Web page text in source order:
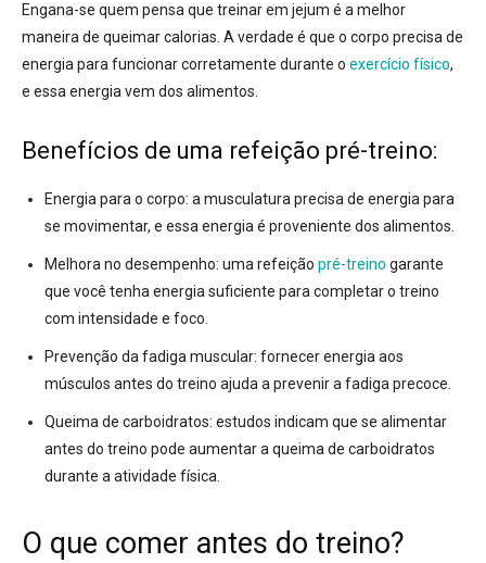
Engana-se quem pensa que treinar em jejum é a melhor
maneira de queimar calorias. A verdade é que o corpo precisa de
energia para funcionar corretamente durante o exercício físico,
e essa energia vem dos alimentos.
Benefícios de uma refeição pré-treino:
Energia para o corpo: a musculatura precisa de energia para
se movimentar, e essa energia é proveniente dos alimentos.
Melhora no desempenho: uma refeição pré-treino garante
que você tenha energia suficiente para completar o treino
com intensidade e foco.
Prevenção da fadiga muscular: fornecer energia aos
músculos antes do treino ajuda a prevenir a fadiga precoce.
Queima de carboidratos: estudos indicam que se alimentar
antes do treino pode aumentar a queima de carboidratos
durante a atividade física.
O que comer antes do treino?